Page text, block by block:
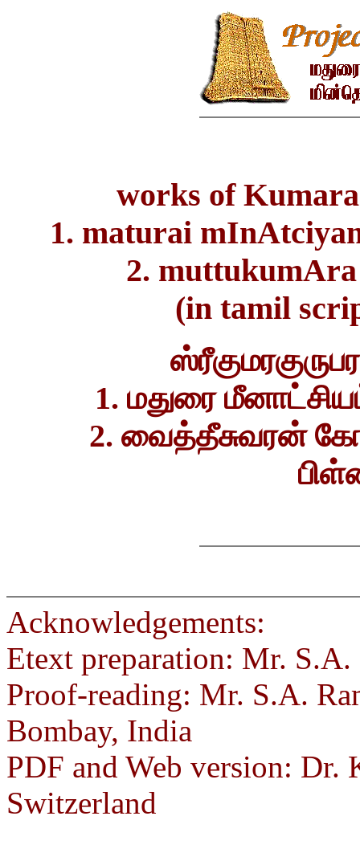
works of
1. maturai
2.
(in tamil
1. மதுரை
2. வைத்தீசுவரன்
Acknowledgements:
Etext preparation: Mr.
Proof-reading: Mr. S.A.
Bombay, India
PDF and Web version: Dr.
Switzerland